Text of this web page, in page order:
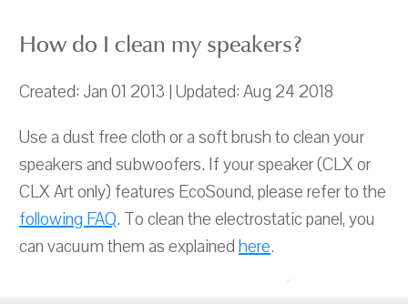
How do I clean my speakers?
Created: Jan 01 2013 | Updated: Aug 24 2018
Use a dust free cloth or a soft brush to clean your
speakers and subwoofers. If your speaker (CLX or
CLX Art only) features EcoSound, please refer to the
following FAQ. To clean the electrostatic panel, you
can vacuum them as explainedhere.